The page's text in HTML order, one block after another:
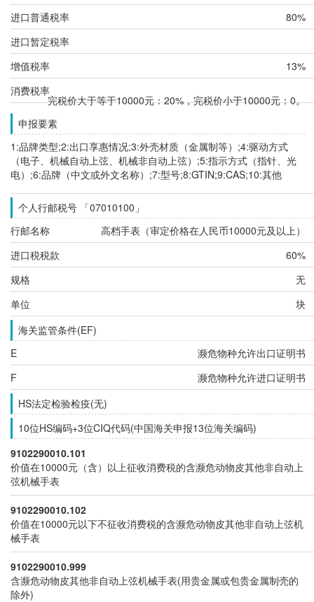
进口普通税率
80%
进口暂定税率
增值税率
13%
消费税率
完税价大于等于10000元：20%，完税价小于10000元：0。
申报要素
1:品牌类型;2:出口享惠情况;3:外壳材质（金属制等）;4:驱动方式
（电子、机械自动上弦、机械非自动上弦）;5:指示方式（指针、光
电）;6:品牌（中文或外文名称）;7:型号;8:GTIN;9:CAS;10:其他
个人行邮税号 「07010100」
行邮名称
高档手表（审定价格在人民币10000元及以上）
进口税税款
60%
规格
无
单位
块
海关监管条件(EF)
E
濒危物种允许出口证明书
F
濒危物种允许进口证明书
HS法定检验检疫(无)
10位HS编码+3位CIQ代码(中国海关申报13位海关编码)
9102290010.101
价值在10000元（含）以上征收消费税的含濒危动物皮其他非自动上
弦机械手表
9102290010.102
价值在10000元以下不征收消费税的含濒危动物皮其他非自动上弦机
械手表
9102290010.999
含濒危动物皮其他非自动上弦机械手表(用贵金属或包贵金属制壳的
除外)